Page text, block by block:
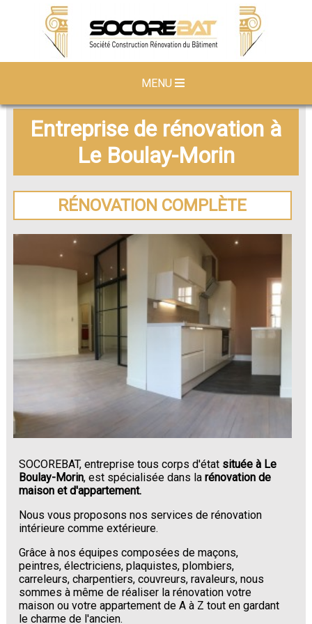
MENU
Entreprise de rénovation à
Le Boulay-Morin
RÉNOVATION COMPLÈTE
SOCOREBAT, entreprise tous corps d'état située à Le
Boulay-Morin, est spécialisée dans larénovation de
maison et d'appartement.
Nous vous proposons nos services de rénovation
intérieure comme extérieure.
Grâce à nos équipes composées de maçons,
peintres, électriciens, plaquistes, plombiers,
carreleurs, charpentiers, couvreurs, ravaleurs, nous
sommes à même de réaliser la rénovation votre
maison ou votre appartement de A à Z tout en gardant
le charme de l'ancien.